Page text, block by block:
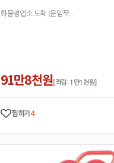
화물영업소 도착 (운임무..
91만8천원[적립: 1만1천원]
찜하기 4